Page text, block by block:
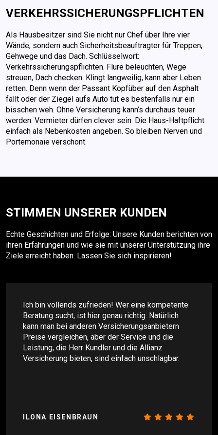
VERKEHRSSICHERUNGSPFLICHTEN
Als Hausbesitzer sind Sie nicht nur Chef über Ihre vier
Wände, sondern auch Sicherheitsbeauftragter für Treppen,
Gehwege und das Dach. Schlüsselwort:
Verkehrssicherungspflichten. Flure beleuchten, Wege
streuen, Dach checken. Klingt langweilig, kann aber Leben
retten. Denn wenn der Passant Kopfüber auf den Asphalt
fällt oder der Ziegel aufs Auto tut es bestenfalls nur ein
bisschen weh. Ohne Versicherung kann’s durchaus teuer
werden. Vermieter dürfen clever sein: Die Haus-Haftpflicht
einfach als Nebenkosten angeben. So bleiben Nerven und
Portemonaie verschont.
STIMMEN UNSERER KUNDEN
Echte Geschichten und Erfolge: Unsere Kunden berichten von
ihren Erfahrungen und wie sie mit unserer Unterstützung ihre
Ziele erreicht haben. Lassen Sie sich inspirieren!
Ich bin vollends zufrieden! Wer eine kompetente
Beratung sucht, ist hier genau richtig. Natürlich
kann man bei anderen Versicherungsanbietern
Preise vergleichen, aber der Service und die
Leistung, die Herr Kundler und die Allianz
Versicherung bieten, sind einfach unschlagbar.
ILONA EISENBRAUN